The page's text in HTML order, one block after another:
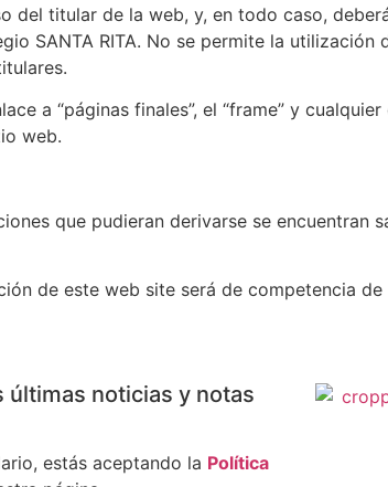
titular de la web, y, en todo caso,
SANTA RITA. No se permite la utilización
a “páginas finales”, el “frame” y
web.
que pudieran derivarse se encuentran
de este web site será de competencia
últimas noticias y notas
estás aceptando la Política